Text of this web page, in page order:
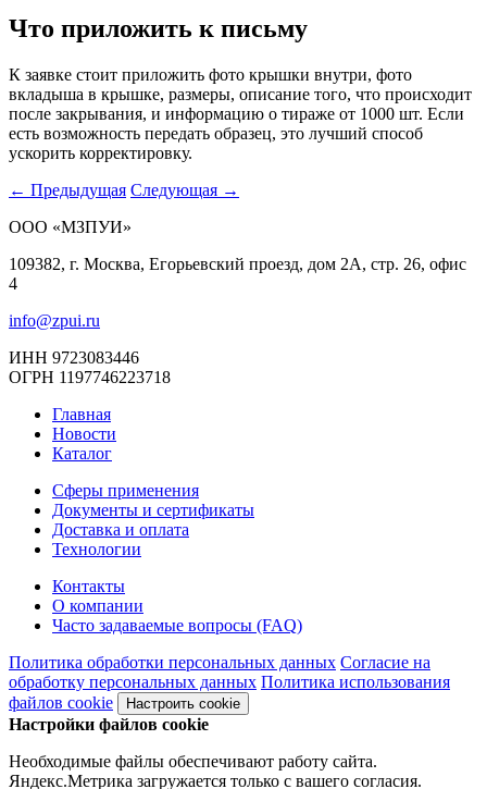
Что приложить к письму
К заявке стоит приложить фото крышки внутри, фото
вкладыша в крышке, размеры, описание того, что происходит
после закрывания, и информацию о тираже от 1000 шт. Если
есть возможность передать образец, это лучший способ
ускорить корректировку.
← Предыдущая Следующая →
ООО «МЗПУИ»
109382, г. Москва, Егорьевский проезд, дом 2А, стр. 26, офис
4
info@zpui.ru
ИНН 9723083446
ОГРН 1197746223718
Главная
Новости
Каталог
Сферы применения
Документы и сертификаты
Доставка и оплата
Технологии
Контакты
О компании
Часто задаваемые вопросы (FAQ)
Политика обработки персональных данных Согласие на
обработку персональных данных Политика использования
файлов cookie
Настроить cookie
Настройки файлов cookie
Необходимые файлы обеспечивают работу сайта.
Яндекс.Метрика загружается только с вашего согласия.